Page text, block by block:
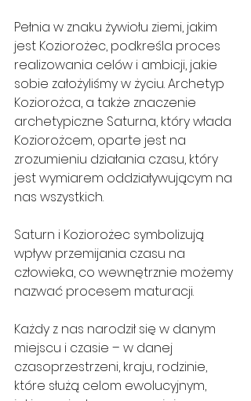
Pełnia w znaku żywiołu ziemi, jakim
jest Koziorożec, podkreśla proces
realizowania celów i ambicji, jakie
sobie założyliśmy w życiu. Archetyp
Koziorożca, a także znaczenie
archetypiczne Saturna, który włada
Koziorożcem, oparte jest na
zrozumieniu działania czasu, który
jest wymiarem oddziaływującym na
nas wszystkich.
Saturn i Koziorożec symbolizują
wpływ przemijania czasu na
człowieka, co wewnętrznie możemy
nazwać procesem maturacji.
Każdy z nas narodził się w danym
miejscu i czasie – w danej
czasoprzestrzeni, kraju, rodzinie,
które służą celom ewolucyjnym,